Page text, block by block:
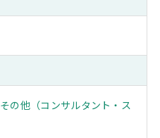
その他（コンサルタント・ス